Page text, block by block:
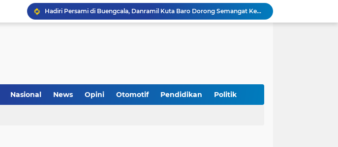
Rumah Warga Diterpa Angin Kencang, Babinsa Meunasah Lhok Dampingi Penyaluran Bantuan Masa Panik
Sambut HUT ke-81 RI, Koramil Lhoong Bersama Warga Gotong Royong Bersihkan Lingkungan
Jalin Keakraban dengan Warga, Babinsa Leung Ie Perkuat Komunikasi di Wilayah Binaan
Nasional News Opini Otomotif Pendidikan Politik